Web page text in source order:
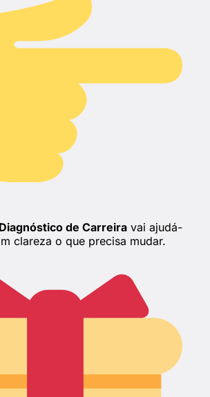
de Carreiravai ajudá-
clareza o que precisa mudar.